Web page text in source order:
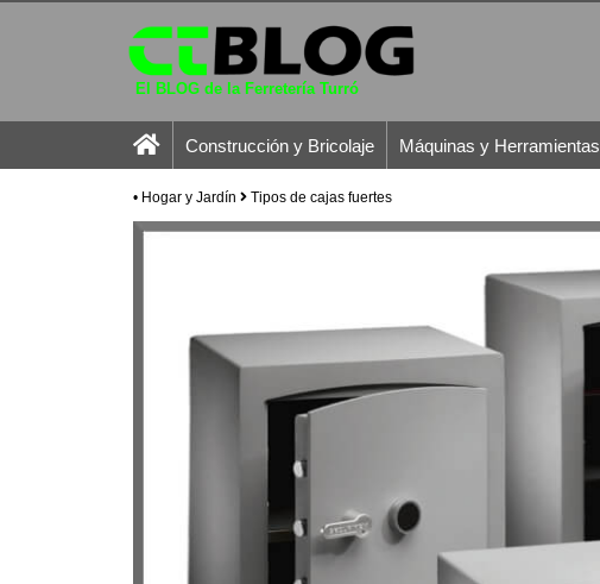
El BLOG de la Ferretería Turró
Construcción y Bricolaje Máquinas y Herramientas
• Hogar y Jardín Tipos de cajas fuertes